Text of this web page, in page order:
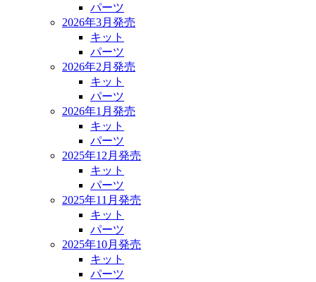
パーツ
2026年3月発売
キット
パーツ
2026年2月発売
キット
パーツ
2026年1月発売
キット
パーツ
2025年12月発売
キット
パーツ
2025年11月発売
キット
パーツ
2025年10月発売
キット
パーツ